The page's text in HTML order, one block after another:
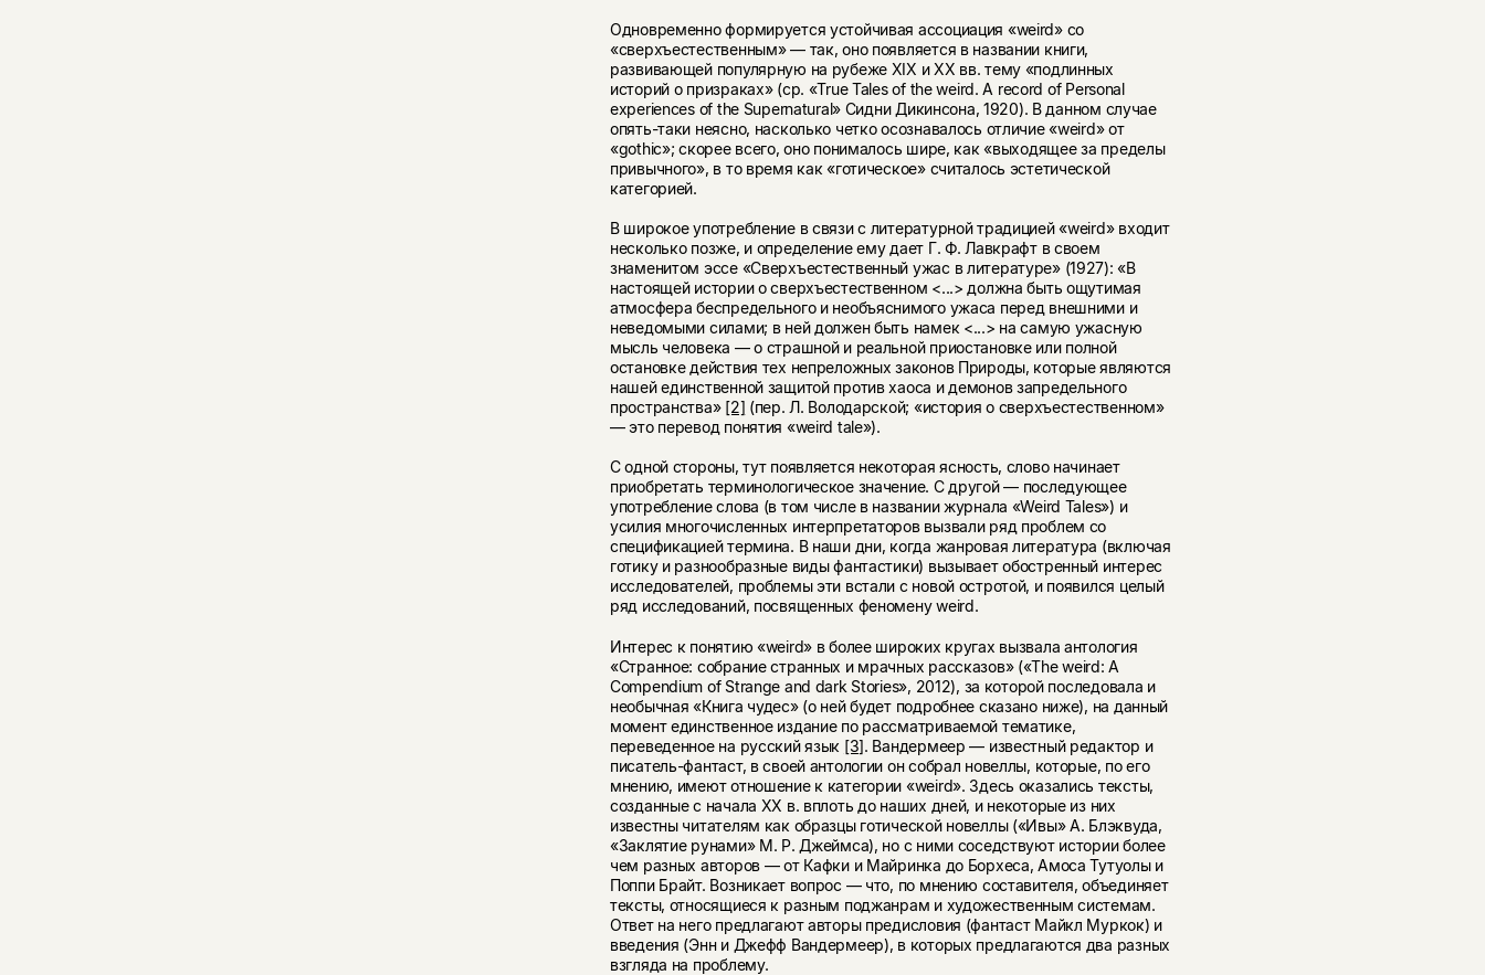
Одновременно формируется устойчивая ассоциация «weird» со
«сверхъестественным» — так, оно появляется в названии книги,
развивающей популярную на рубеже XIX и ХХ вв. тему «подлинных
историй о призраках» (ср. «True Tales of the weird. A record of Personal
experiences of the Supernatural» Сидни Дикинсона, 1920). В данном случае
опять-таки неясно, насколько четко осознавалось отличие «weird» от
«gothic»; скорее всего, оно понималось шире, как «выходящее за пределы
привычного», в то время как «готическое» считалось эстетической
категорией.
В широкое употребление в связи с литературной традицией «weird» входит
несколько позже, и определение ему дает Г. Ф. Лавкрафт в своем
знаменитом эссе «Сверхъестественный ужас в литературе» (1927): «В
настоящей истории о сверхъестественном <...> должна быть ощутимая
атмосфера беспредельного и необъяснимого ужаса перед внешними и
неведомыми силами; в ней должен быть намек <...> на самую ужасную
мысль человека — о страшной и реальной приостановке или полной
остановке действия тех непреложных законов Природы, которые являются
нашей единственной защитой против хаоса и демонов запредельного
пространства» [2] (пер. Л. Володарской; «история о сверхъестественном»
— это перевод понятия «weird tale»).
С одной стороны, тут появляется некоторая ясность, слово начинает
приобретать терминологическое значение. С другой — последующее
употребление слова (в том числе в названии журнала «Weird Tales») и
усилия многочисленных интерпретаторов вызвали ряд проблем со
спецификацией термина. В наши дни, когда жанровая литература (включая
готику и разнообразные виды фантастики) вызывает обостренный интерес
исследователей, проблемы эти встали с новой остротой, и появился целый
ряд исследований, посвященных феномену weird.
Интерес к понятию «weird» в более широких кругах вызвала антология
«Странное: собрание странных и мрачных рассказов» («The weird: A
Compendium of Strange and dark Stories», 2012), за которой последовала и
необычная «Книга чудес» (о ней будет подробнее сказано ниже), на данный
момент единственное издание по рассматриваемой тематике,
переведенное на русский язык [3]. Вандермеер — известный редактор и
писатель-фантаст, в своей антологии он собрал новеллы, которые, по его
мнению, имеют отношение к категории «weird». Здесь оказались тексты,
созданные с начала ХХ в. вплоть до наших дней, и некоторые из них
известны читателям как образцы готической новеллы («Ивы» А. Блэквуда,
«Заклятие рунами» М. Р. Джеймса), но с ними соседствуют истории более
чем разных авторов — от Кафки и Майринка до Борхеса, Амоса Тутуолы и
Поппи Брайт. Возникает вопрос — что, по мнению составителя, объединяет
тексты, относящиеся к разным поджанрам и художественным системам.
Ответ на него предлагают авторы предисловия (фантаст Майкл Муркок) и
введения (Энн и Джефф Вандермеер), в которых предлагаются два разных
взгляда на проблему.